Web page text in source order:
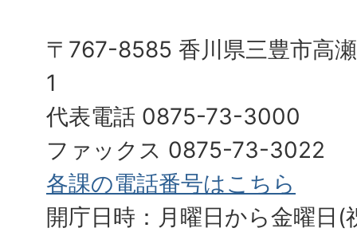
〒767-8585 香川県三豊市高
1
代表電話 0875-73-3000
ファックス 0875-73-3022
各課の電話番号はこちら
開庁日時：月曜日から金曜日(